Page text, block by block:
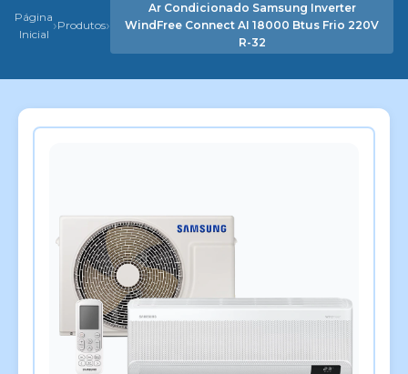
Página
Inicial ›Produtos›
Ar Condicionado Samsung Inverter
WindFree Connect AI 18000 Btus Frio 220V
R-32